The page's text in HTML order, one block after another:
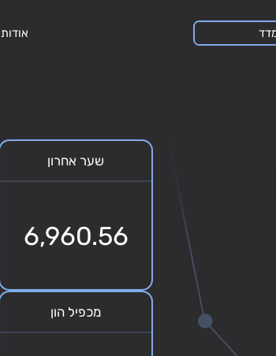
אודות
שער אחרון
6,960.56
מכפיל הון